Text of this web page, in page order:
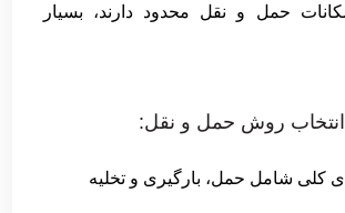
حمل و نقل محدود دارند، بسیار
روش حمل و نقل:
کلی شامل حمل، بارگیری و تخلیه